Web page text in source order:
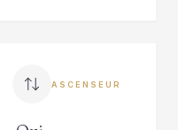
ASCENSEUR